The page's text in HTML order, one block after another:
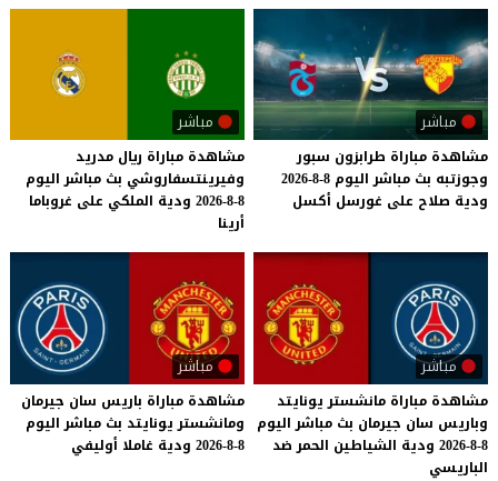
مباشر
مشاهدة مباراة طرابزون سبور
وجوزتبه بث مباشر اليوم 8-8-2026
ودية صلاح على غورسل أكسل
مباشر
مشاهدة مباراة ريال مدريد
وفيرينتسفاروشي بث مباشر اليوم
8-8-2026 ودية الملكي على غروباما
أرينا
مباشر
مشاهدة مباراة مانشستر يونايتد
وباريس سان جيرمان بث مباشر اليوم
8-8-2026 ودية الشياطين الحمر ضد
الباريسي
مباشر
مشاهدة مباراة باريس سان جيرمان
ومانشستر يونايتد بث مباشر اليوم
8-8-2026
ودية غاملا أوليفي